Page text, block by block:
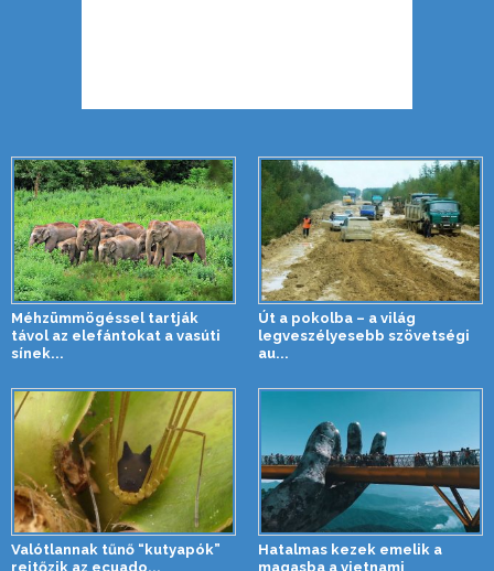
Méhzümmögéssel tartják
távol az elefántokat a vasúti
sínek...
Út a pokolba – a világ
legveszélyesebb szövetségi
au...
Valótlannak tűnő “kutyapók”
rejtőzik az ecuado...
Hatalmas kezek emelik a
magasba a vietnami